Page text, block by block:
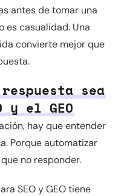
antes de tomar una
es casualidad. Una
convierte mejor que
sea
y el GEO
hay que entender
Porque automatizar
no responder.
SEO y GEO tiene